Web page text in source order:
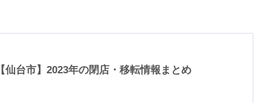
【仙台市】2023年の閉店・移転情報まとめ